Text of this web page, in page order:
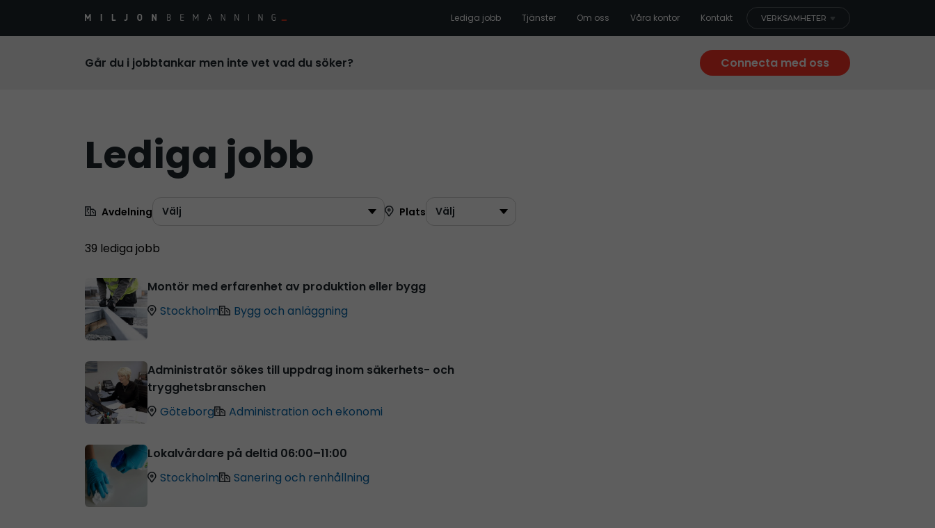
Lediga jobb Tjänster Om oss Våra kontor Kontakt VERKSAMHETER
Går du i jobbtankar men inte vet vad du söker? Connecta med oss
Lediga jobb
Avdelning Plats
39 lediga jobb
Montör med erfarenhet av produktion eller bygg
Stockholm
Bygg och anläggning
Administratör sökes till uppdrag inom säkerhets- och
trygghetsbranschen
Göteborg
Administration och ekonomi
Lokalvårdare på deltid 06:00–11:00
Stockholm
Sanering och renhållning